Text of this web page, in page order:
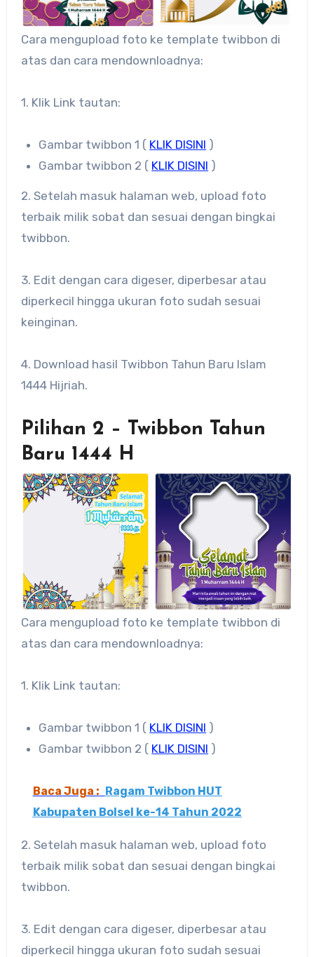
Cara mengupload foto ke template twibbon di
atas dan cara mendownloadnya:
1. Klik Link tautan:
Gambar twibbon 1 ( KLIK DISINI )
Gambar twibbon 2 ( KLIK DISINI )
2. Setelah masuk halaman web, upload foto
terbaik milik sobat dan sesuai dengan bingkai
twibbon.
3. Edit dengan cara digeser, diperbesar atau
diperkecil hingga ukuran foto sudah sesuai
keinginan.
4. Download hasil Twibbon Tahun Baru Islam
1444 Hijriah.
Pilihan 2 – Twibbon Tahun
Baru 1444 H
Cara mengupload foto ke template twibbon di
atas dan cara mendownloadnya:
1. Klik Link tautan:
Gambar twibbon 1 ( KLIK DISINI )
Gambar twibbon 2 ( KLIK DISINI )
Baca Juga : Ragam Twibbon HUT
Kabupaten Bolsel ke-14 Tahun 2022
2. Setelah masuk halaman web, upload foto
terbaik milik sobat dan sesuai dengan bingkai
twibbon.
3. Edit dengan cara digeser, diperbesar atau
diperkecil hingga ukuran foto sudah sesuai